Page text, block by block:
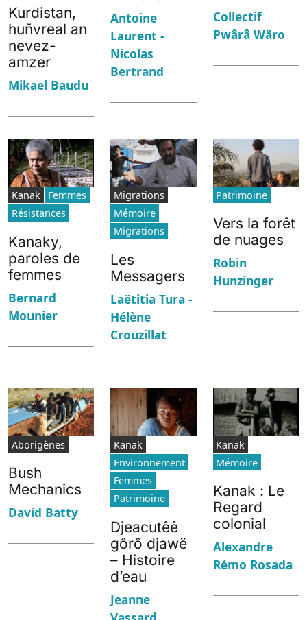
Kurdistan,
huñvreal an
nevez-
amzer
Mikael Baudu
Antoine
Laurent -
Nicolas
Bertrand
Collectif
Pwârâ Wäro
Kanak
Femmes
Résistances
Kanaky,
paroles de
femmes
Bernard
Mounier
Migrations
Mémoire
Migrations
Les
Messagers
Laëtitia Tura -
Hélène
Crouzillat
Patrimoine
Vers la forêt
de nuages
Robin
Hunzinger
Aborigènes
Bush
Mechanics
David Batty
Kanak
Environnement
Femmes
Patrimoine
Djeacutêê
gôrô djawë
– Histoire
d’eau
Jeanne
Kanak
Mémoire
Kanak : Le
Regard
colonial
Alexandre
Rémo Rosada